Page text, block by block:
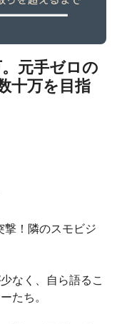
。元手ゼロの
十万を目指
撃！隣のスモビジ
なく、自ら語るこ
たち。